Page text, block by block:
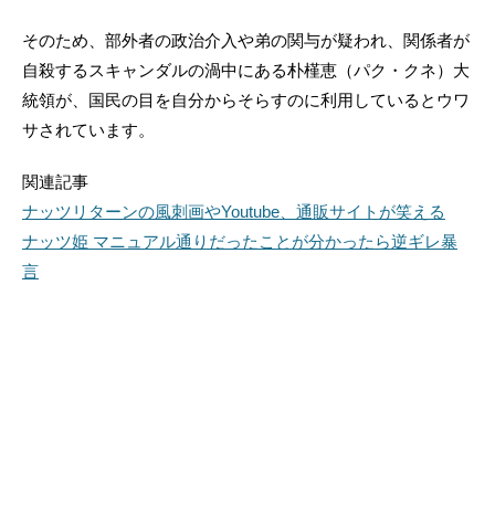
そのため、部外者の政治介入や弟の関与が疑われ、関係者が
自殺するスキャンダルの渦中にある朴槿恵（パク・クネ）大
統領が、国民の目を自分からそらすのに利用しているとウワ
サされています。
関連記事
ナッツリターンの風刺画やYoutube、通販サイトが笑える
ナッツ姫 マニュアル通りだったことが分かったら逆ギレ暴
言